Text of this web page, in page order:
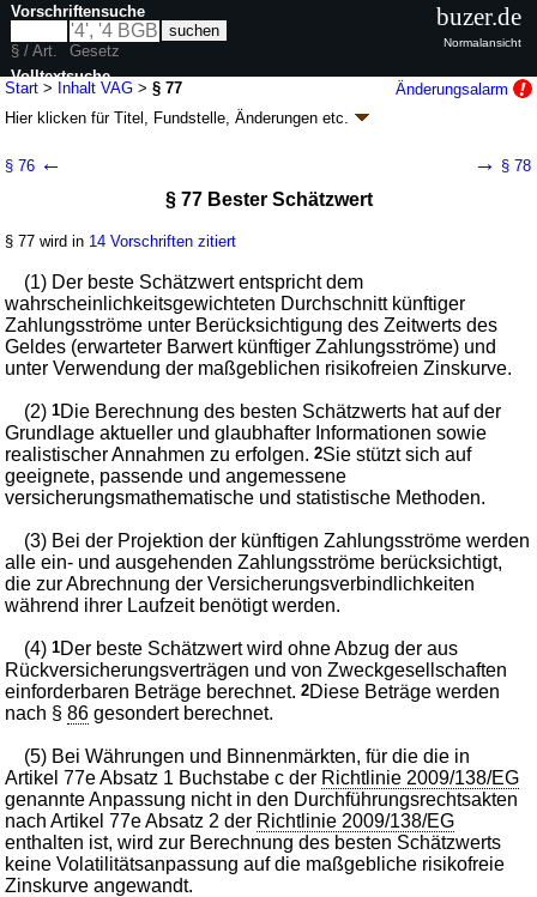
Start > Inhalt VAG >§ 77
Änderungsalarm
Hier klicken fürTitel, Fundstelle, Änderungen etc.
G. v. 25.03.2026BGBl. 2026 I Nr. 81
Versicherungsaufsichtsrecht
wird in 510 Vorschriften zitiert
Teil 2 Vorschriften für die Erstversicherung und die
Rückversicherung
Kapitel 2 Finanzielle Ausstattung
§ 76 ← → § 78
§ 77 Bester Schätzwert
§ 77 wird in 14 Vorschriften zitiert
(1) Der beste Schätzwert entspricht dem
wahrscheinlichkeitsgewichteten Durchschnitt künftiger
Zahlungsströme unter Berücksichtigung des Zeitwerts des
Geldes (erwarteter Barwert künftiger Zahlungsströme) und
unter Verwendung der maßgeblichen risikofreien Zinskurve.
(2)1Die Berechnung des besten Schätzwerts hat auf der
Grundlage aktueller und glaubhafter Informationen sowie
realistischer Annahmen zu erfolgen.2Sie stützt sich auf
geeignete, passende und angemessene
versicherungsmathematische und statistische Methoden.
(3) Bei der Projektion der künftigen Zahlungsströme werden
alle ein- und ausgehenden Zahlungsströme berücksichtigt,
die zur Abrechnung der Versicherungsverbindlichkeiten
während ihrer Laufzeit benötigt werden.
(4)1Der beste Schätzwert wird ohne Abzug der aus
Rückversicherungsverträgen und von Zweckgesellschaften
einforderbaren Beträge berechnet.2Diese Beträge werden
nach §86 gesondert berechnet.
(5) Bei Währungen und Binnenmärkten, für die die in
Artikel 77e Absatz 1 Buchstabe c der Richtlinie 2009/138/EG
genannte Anpassung nicht in den Durchführungsrechtsakten
nach Artikel 77e Absatz 2 der Richtlinie 2009/138/EG
enthalten ist, wird zur Berechnung des besten Schätzwerts
keine Volatilitätsanpassung auf die maßgebliche risikofreie
Zinskurve angewandt.
Vorschriftensuche
§ / Art.
Gesetz
Volltextsuche
nur in VAG
buzer.de
Normalansicht